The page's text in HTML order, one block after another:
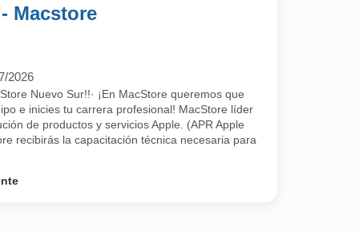
Macstore
2026
Nuevo Sur!!· ¡En MacStore queremos que
e inicies tu carrera profesional! MacStore líder
de productos y servicios Apple. (APR Apple
recibirás la capacitación técnica necesaria para